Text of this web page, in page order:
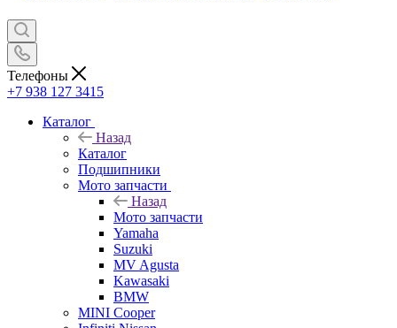
Телефоны
+7 938 127 3415
Каталог
Назад
Каталог
Подшипники
Мото запчасти
Назад
Мото запчасти
Yamaha
Suzuki
MV Agusta
Kawasaki
BMW
MINI Cooper